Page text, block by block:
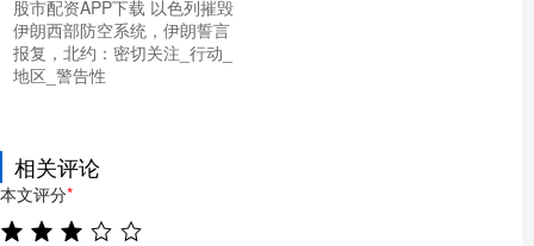
股市配资APP下载 以色列摧毁
伊朗西部防空系统，伊朗誓言
报复，北约：密切关注_行动_
地区_警告性
相关评论
本文评分*